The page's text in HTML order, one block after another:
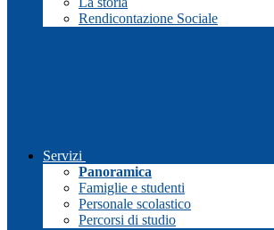
Rendicontazione Sociale
Servizi
Panoramica
Famiglie e studenti
Personale scolastico
Percorsi di studio